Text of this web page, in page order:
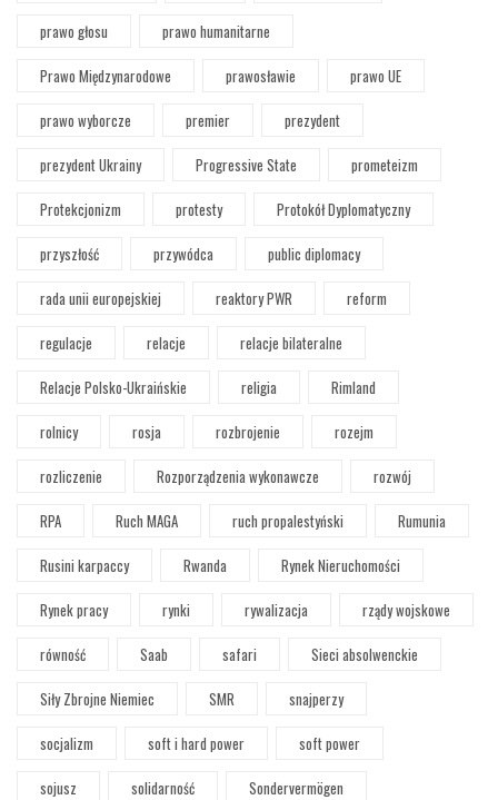
prawo głosu
prawo humanitarne
Prawo Międzynarodowe
prawosławie
prawo UE
prawo wyborcze
premier
prezydent
prezydent Ukrainy
Progressive State
prometeizm
Protekcjonizm
protesty
Protokół Dyplomatyczny
przyszłość
przywódca
public diplomacy
rada unii europejskiej
reaktory PWR
reform
regulacje
relacje
relacje bilateralne
Relacje Polsko-Ukraińskie
religia
Rimland
rolnicy
rosja rozbrojenie
rozejm
rozliczenie
Rozporządzenia wykonawcze
rozwój
RPA
Ruch MAGA ruch propalestyński
Rumunia
Rusini karpaccy
Rwanda
Rynek Nieruchomości
Rynek pracy
rynki rywalizacja
rządy wojskowe
równość
Saab safari
Sieci absolwenckie
Siły Zbrojne Niemiec
SMR
snajperzy
socjalizm
soft i hard power
soft power
sojusz
solidarność
Sondervermögen